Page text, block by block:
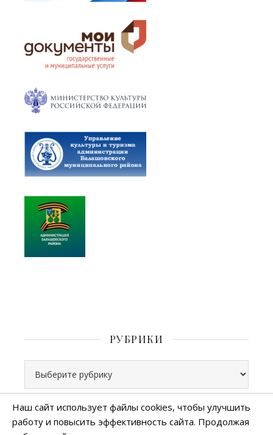
РУБРИКИ
Все права защищены
Наш сайт использует файлы cookies, чтобы улучшить
работу и повысить эффективность сайта. Продолжая